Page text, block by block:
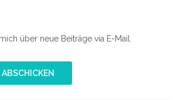
über neue Beiträge via E-Mail.